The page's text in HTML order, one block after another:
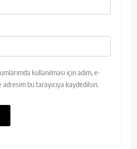
kullanılması için adım, e-
bu tarayıcıya kaydedilsin.